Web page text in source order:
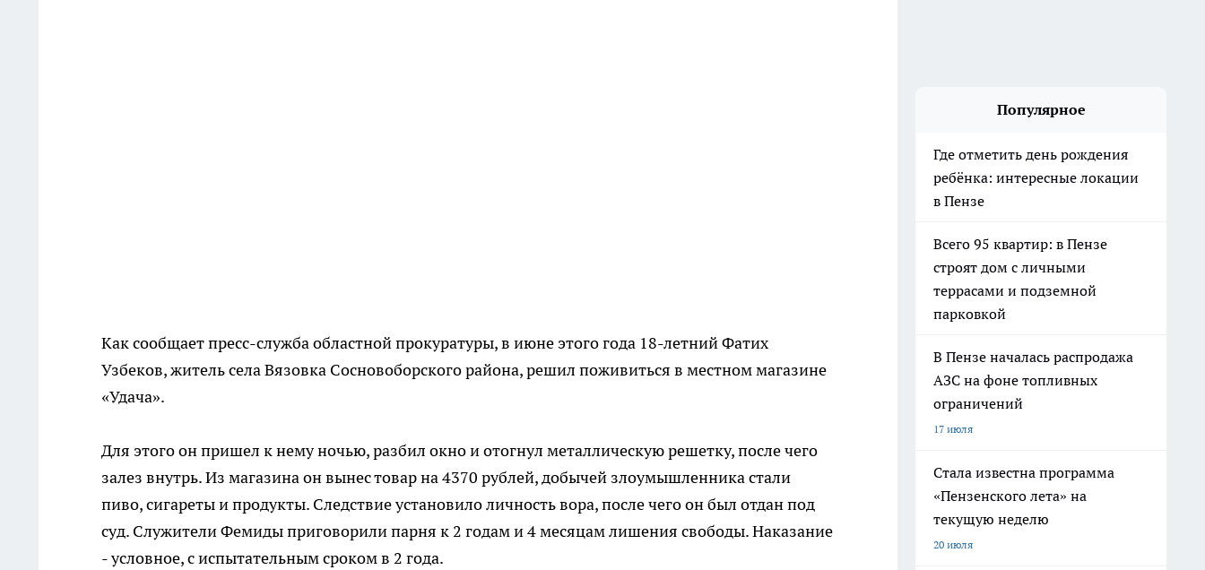
Как сообщает пресс-служба областной прокуратуры, в июне этого года 18-летний Фатих
Узбеков, житель села Вязовка Сосновоборского района, решил поживиться в местном магазине
«Удача».
Для этого он пришел к нему ночью, разбил окно и отогнул металлическую решетку, после чего
залез внутрь. Из магазина он вынес товар на 4370 рублей, добычей злоумышленника стали
пиво, сигареты и продукты. Следствие установило личность вора, после чего он был отдан под
суд. Служители Фемиды приговорили парня к 2 годам и 4 месяцам лишения свободы. Наказание
- условное, с испытательным сроком в 2 года.
Популярное
Где отметить день рождения
ребёнка: интересные локации
в Пензе
Всего 95 квартир: в Пензе
строят дом с личными
террасами и подземной
парковкой
В Пензе началась распродажа
АЗС на фоне топливных
ограничений
17 июля
Стала известна программа
«Пензенского лета» на
текущую неделю
20 июля